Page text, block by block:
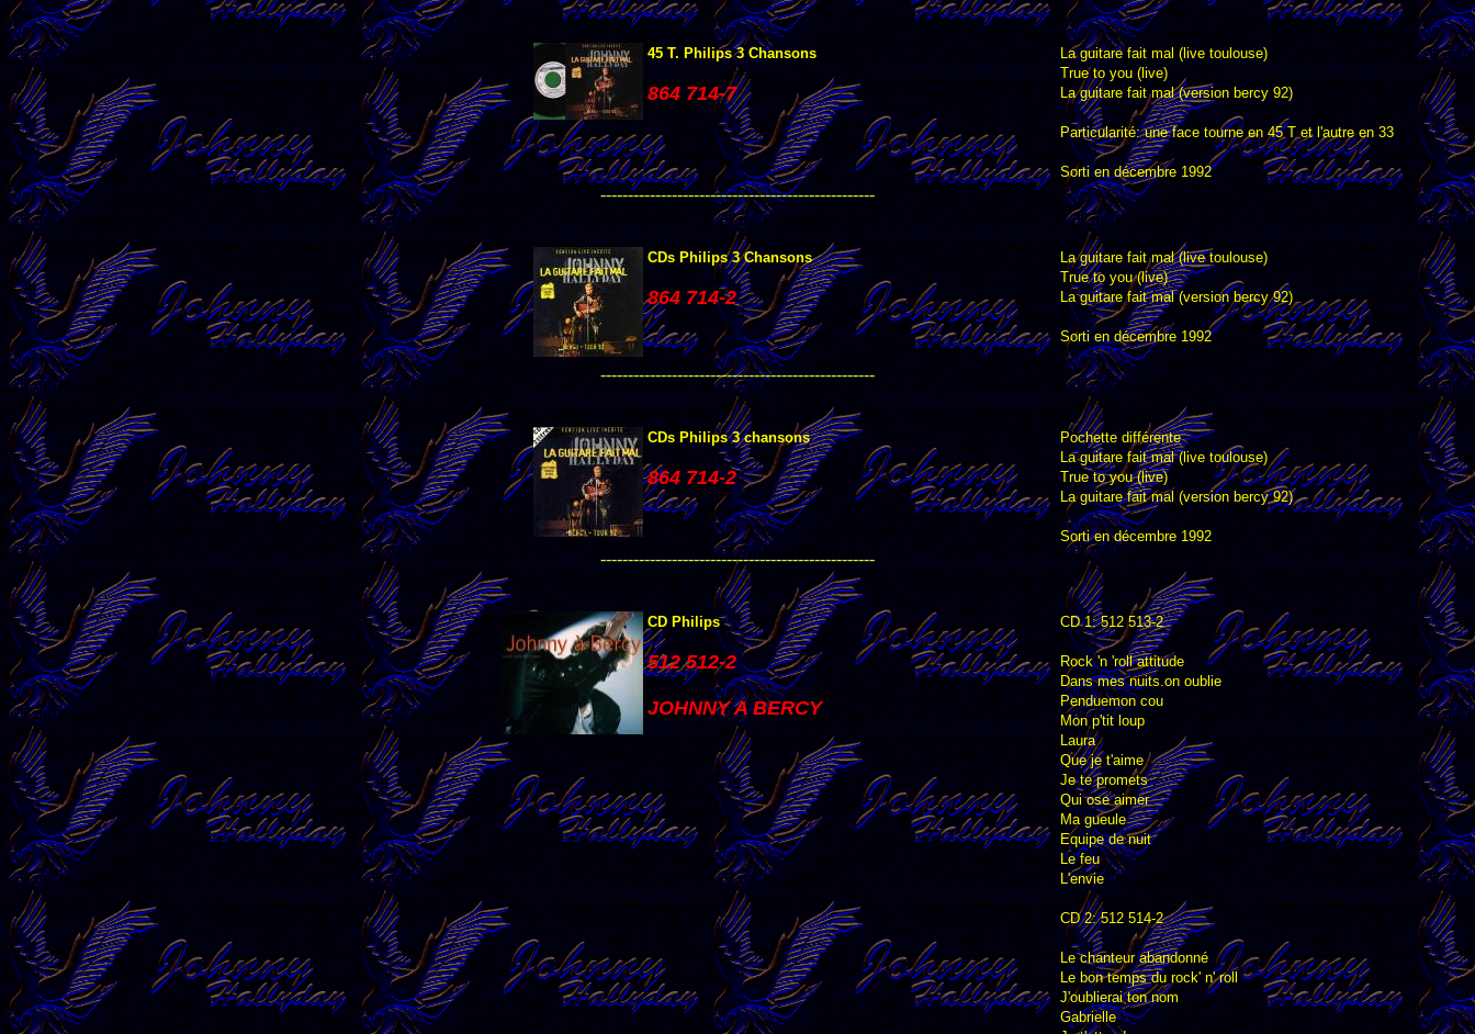
45 T. Philips 3 Chansons
864 714-7
La guitare fait mal (live toulouse)
True to you (live)
La guitare fait mal (version bercy 92)
Particularité: une face tourne en 45 T et l'autre en 33
Sorti en décembre 1992
--------------------------------------------------
CDs Philips 3 Chansons
864 714-2
La guitare fait mal (live toulouse)
True to you (live)
La guitare fait mal (version bercy 92)
Sorti en décembre 1992
--------------------------------------------------
CDs Philips 3 chansons
864 714-2
Pochette différente
La guitare fait mal (live toulouse)
True to you (live)
La guitare fait mal (version bercy 92)
Sorti en décembre 1992
--------------------------------------------------
CD Philips
512 512-2
JOHNNY A BERCY
CD 1: 512 513-2
Rock 'n 'roll attitude
Dans mes nuits.on oublie
Penduemon cou
Mon p'tit loup
Laura
Que je t'aime
Je te promets
Qui ose aimer
Ma gueule
Equipe de nuit
Le feu
L'envie
CD 2: 512 514-2
Le chanteur abandonné
Le bon temps du rock' n' roll
J'oublierai ton nom
Gabrielle